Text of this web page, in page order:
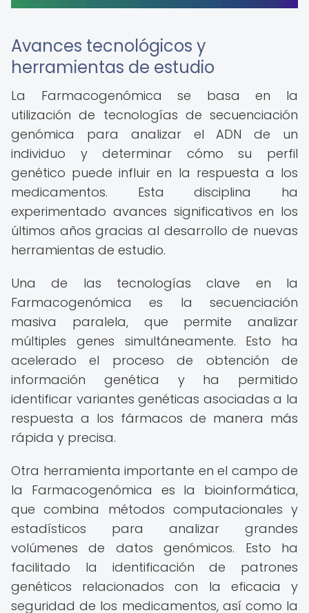
Avances tecnológicos y
herramientas de estudio
La Farmacogenómica se basa en la
utilización de tecnologías de secuenciación
genómica para analizar el ADN de un
individuo y determinar cómo su perfil
genético puede influir en la respuesta a los
medicamentos. Esta disciplina ha
experimentado avances significativos en los
últimos años gracias al desarrollo de nuevas
herramientas de estudio.
Una de las tecnologías clave en la
Farmacogenómica es la secuenciación
masiva paralela, que permite analizar
múltiples genes simultáneamente. Esto ha
acelerado el proceso de obtención de
información genética y ha permitido
identificar variantes genéticas asociadas a la
respuesta a los fármacos de manera más
rápida y precisa.
Otra herramienta importante en el campo de
la Farmacogenómica es la bioinformática,
que combina métodos computacionales y
estadísticos para analizar grandes
volúmenes de datos genómicos. Esto ha
facilitado la identificación de patrones
genéticos relacionados con la eficacia y
seguridad de los medicamentos, así como la